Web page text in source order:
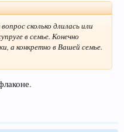
сколько длилась или
в семье. Конечно
а конкретно в Вашей семье.